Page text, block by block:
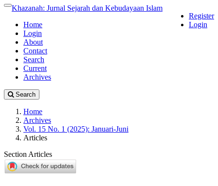
##plugins.themes.academic_pro.accessible_menu.label##
##plugins.themes.academic_pro.accessible_menu.sidebar##
Toggle
Register
Login
Khazanah: Jurnal Sejarah dan Kebudayaan Islam
Home
Login
About
Contact
Search
Current
Archives
Search
Home
Archives
Vol. 15 No. 1 (2025): Januari-Juni
Articles
Section Articles